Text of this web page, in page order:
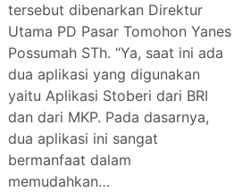
tersebut dibenarkan Direktur
Utama PD Pasar Tomohon Yanes
Possumah STh. “Ya, saat ini ada
dua aplikasi yang digunakan
yaitu Aplikasi Stoberi dari BRI
dan dari MKP. Pada dasarnya,
dua aplikasi ini sangat
bermanfaat dalam
memudahkan…